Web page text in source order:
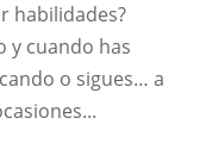
habilidades?
y cuando has
o sigues… a